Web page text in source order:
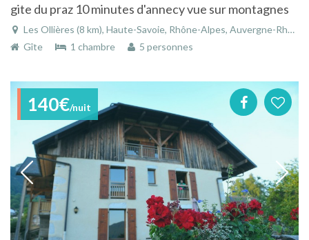
gite du praz 10 minutes d'annecy vue sur montagnes
Les Ollières (8 km), Haute-Savoie, Rhône-Alpes, Auvergne-Rhône-Alpes, France
Gîte
1 chambre 5 personnes
140€/nuit